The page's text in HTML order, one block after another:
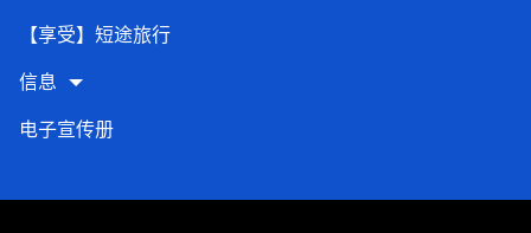
【享受】短途旅行
信息
电子宣传册